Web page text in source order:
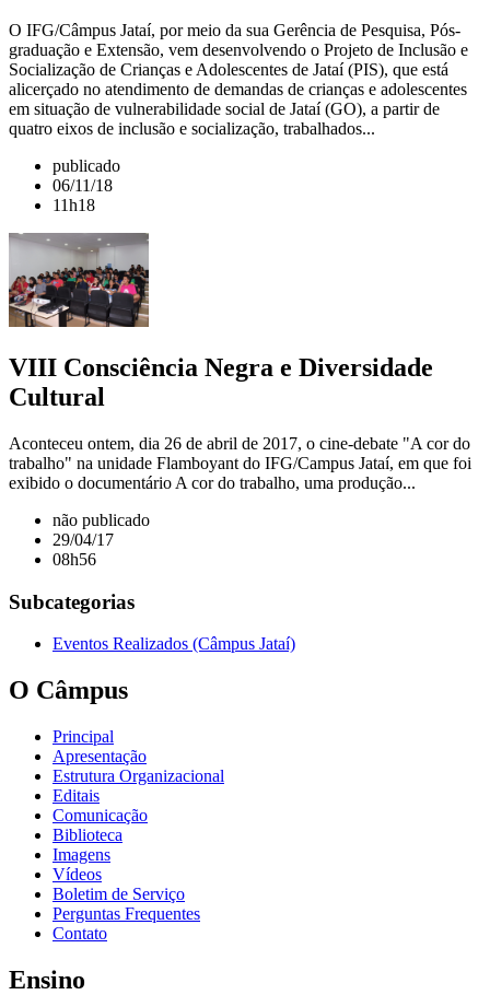
O IFG/Câmpus Jataí, por meio da sua Gerência de Pesquisa, Pós-
graduação e Extensão, vem desenvolvendo o Projeto de Inclusão e
Socialização de Crianças e Adolescentes de Jataí (PIS), que está
alicerçado no atendimento de demandas de crianças e adolescentes
em situação de vulnerabilidade social de Jataí (GO), a partir de
quatro eixos de inclusão e socialização, trabalhados...
publicado
06/11/18
11h18
VIII Consciência Negra e Diversidade
Cultural
Aconteceu ontem, dia 26 de abril de 2017, o cine-debate "A cor do
trabalho" na unidade Flamboyant do IFG/Campus Jataí, em que foi
exibido o documentário A cor do trabalho, uma produção...
não publicado
29/04/17
08h56
Subcategorias
Eventos Realizados (Câmpus Jataí)
O Câmpus
Principal
Apresentação
Estrutura Organizacional
Editais
Comunicação
Biblioteca
Imagens
Vídeos
Boletim de Serviço
Perguntas Frequentes
Contato
Ensino